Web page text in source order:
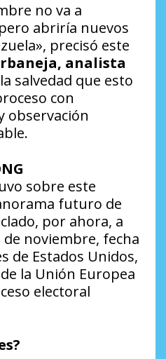
no va a
abriría nuevos
precisó este
analista
salvedad que esto
con
observación
sobre este
futuro de
por ahora, a
noviembre, fecha
de Estados Unidos,
la Unión Europea
electoral